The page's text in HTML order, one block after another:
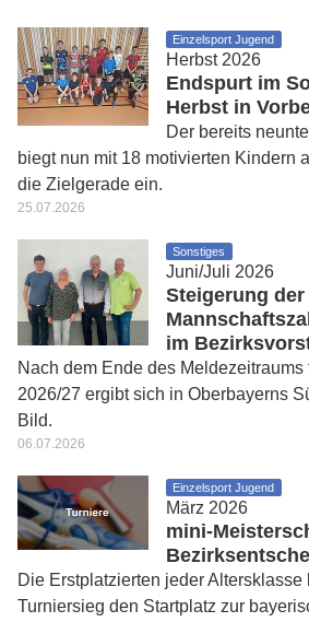
Einzelsport Jugend
Herbst 2026
Endspurt im
Herbst in
Der bereits
biegt nun mit 18 motivierten Kindern
die Zielgerade ein.
25.07.2026
Sonstiges
Juni/Juli 2026
Steigerung der
im
Nach dem Ende des Meldezeitraums
2026/27 ergibt sich in Oberbayerns
Bild.
06.07.2026
Einzelsport Jugend
März 2026
mini-
Die Erstplatzierten jeder Altersklasse
Turniersieg den Startplatz zur